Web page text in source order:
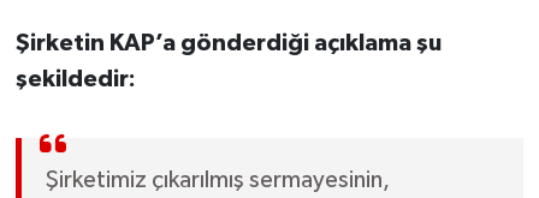
Şirketin KAP’a gönderdiği açıklama şu
şekildedir:
Şirketimiz çıkarılmış sermayesinin,